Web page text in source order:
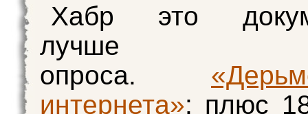
Хабр это
лучше
опроса.
интернета»: плюс